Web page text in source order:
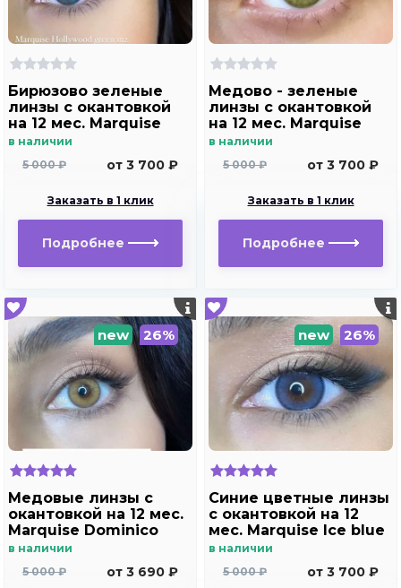
Бирюзово зеленые
линзы c окантовкой
на 12 мес. Marquise
Hollywood green m2
в наличии
5 000 ₽
от 3 700 ₽
Заказать в 1 клик
Подробнее
Медово - зеленые
линзы c окантовкой
на 12 мес. Marquise
Hollywood brown m2
в наличии
5 000 ₽
от 3 700 ₽
Заказать в 1 клик
Подробнее
new 26%
Медовые линзы c
окантовкой на 12 мес.
Marquise Dominico
brown /Медовые
темных глаз с
в наличии
5 000 ₽
от 3 690 ₽
new 26%
Синие цветные линзы
c окантовкой на 12
мес. Marquise Ice blue
в наличии
5 000 ₽
от 3 700 ₽